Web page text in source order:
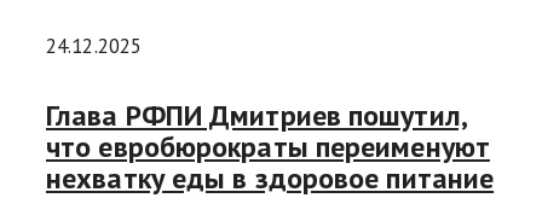
24.12.2025
Глава РФПИ Дмитриев пошутил,
что евробюрократы переименуют
нехватку еды в здоровое питание